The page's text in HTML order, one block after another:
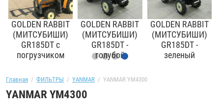
Главная
  /
ФИЛЬТРЫ
  /
YANMAR
  /  YANMAR YM4300
YANMAR YM4300